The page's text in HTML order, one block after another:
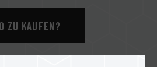
zu kaufen?